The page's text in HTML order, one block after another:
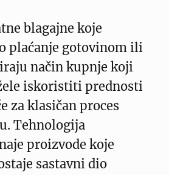
blagajne koje
plaćanje gotovinom ili
način kupnje koji
iskoristiti prednosti
za klasičan proces
Tehnologija
proizvode koje
sastavni dio